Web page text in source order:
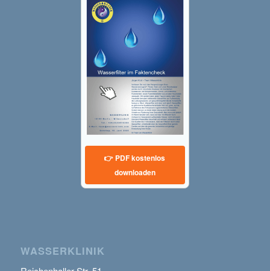
👉 PDF kostenlos
downloaden
WASSERKLINIK